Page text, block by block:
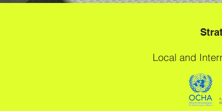
Local and